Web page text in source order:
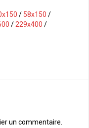
/ 58x150 /
/ 229x400 /
un commentaire.